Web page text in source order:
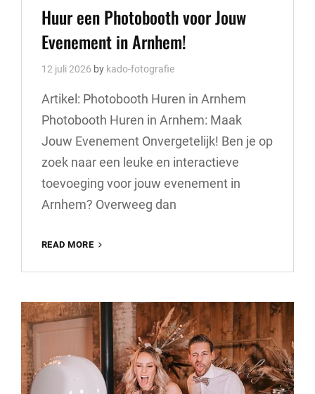
Links
Huur een Photobooth voor Jouw
Evenement in Arnhem!
12 juli 2026 by kado-fotografie
Artikel: Photobooth Huren in Arnhem
Photobooth Huren in Arnhem: Maak
Jouw Evenement Onvergetelijk! Ben je op
zoek naar een leuke en interactieve
toevoeging voor jouw evenement in
Arnhem? Overweeg dan
READ MORE
PHOTOBOOTH
JOUW
EVENEMENT
IN
ARNHEM!